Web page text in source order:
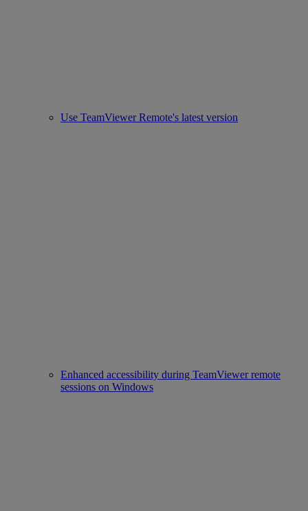
Use TeamViewer Remote's latest version
Enhanced accessibility during TeamViewer remote
sessions on Windows